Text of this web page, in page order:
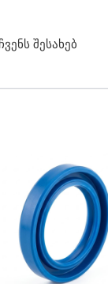
ჩვენს შესახებ